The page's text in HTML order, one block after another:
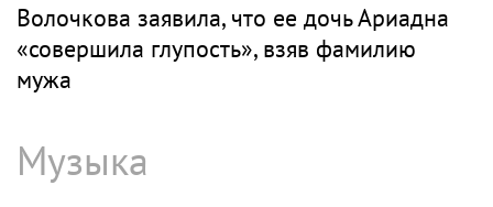
Волочкова заявила, что ее дочь Ариадна
«совершила глупость», взяв фамилию
мужа
Музыка